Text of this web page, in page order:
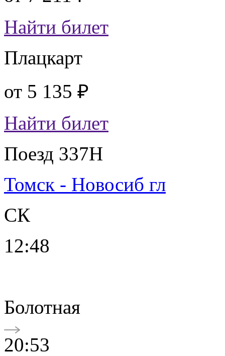
Найти билет
Плацкарт
от 5 135 ₽
Найти билет
Поезд 337Н
Томск - Новосиб гл
СК
12:48
Болотная
20:53